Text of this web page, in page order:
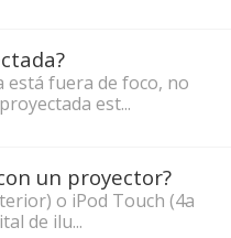
está fuera de foco, no
est...
un proyector?
o iPod Touch (4a
de ilu...